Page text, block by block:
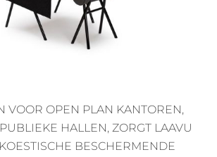
VOOR OPEN PLAN KANTOREN,
HALLEN, ZORGT LAAVU
BESCHERMENDE